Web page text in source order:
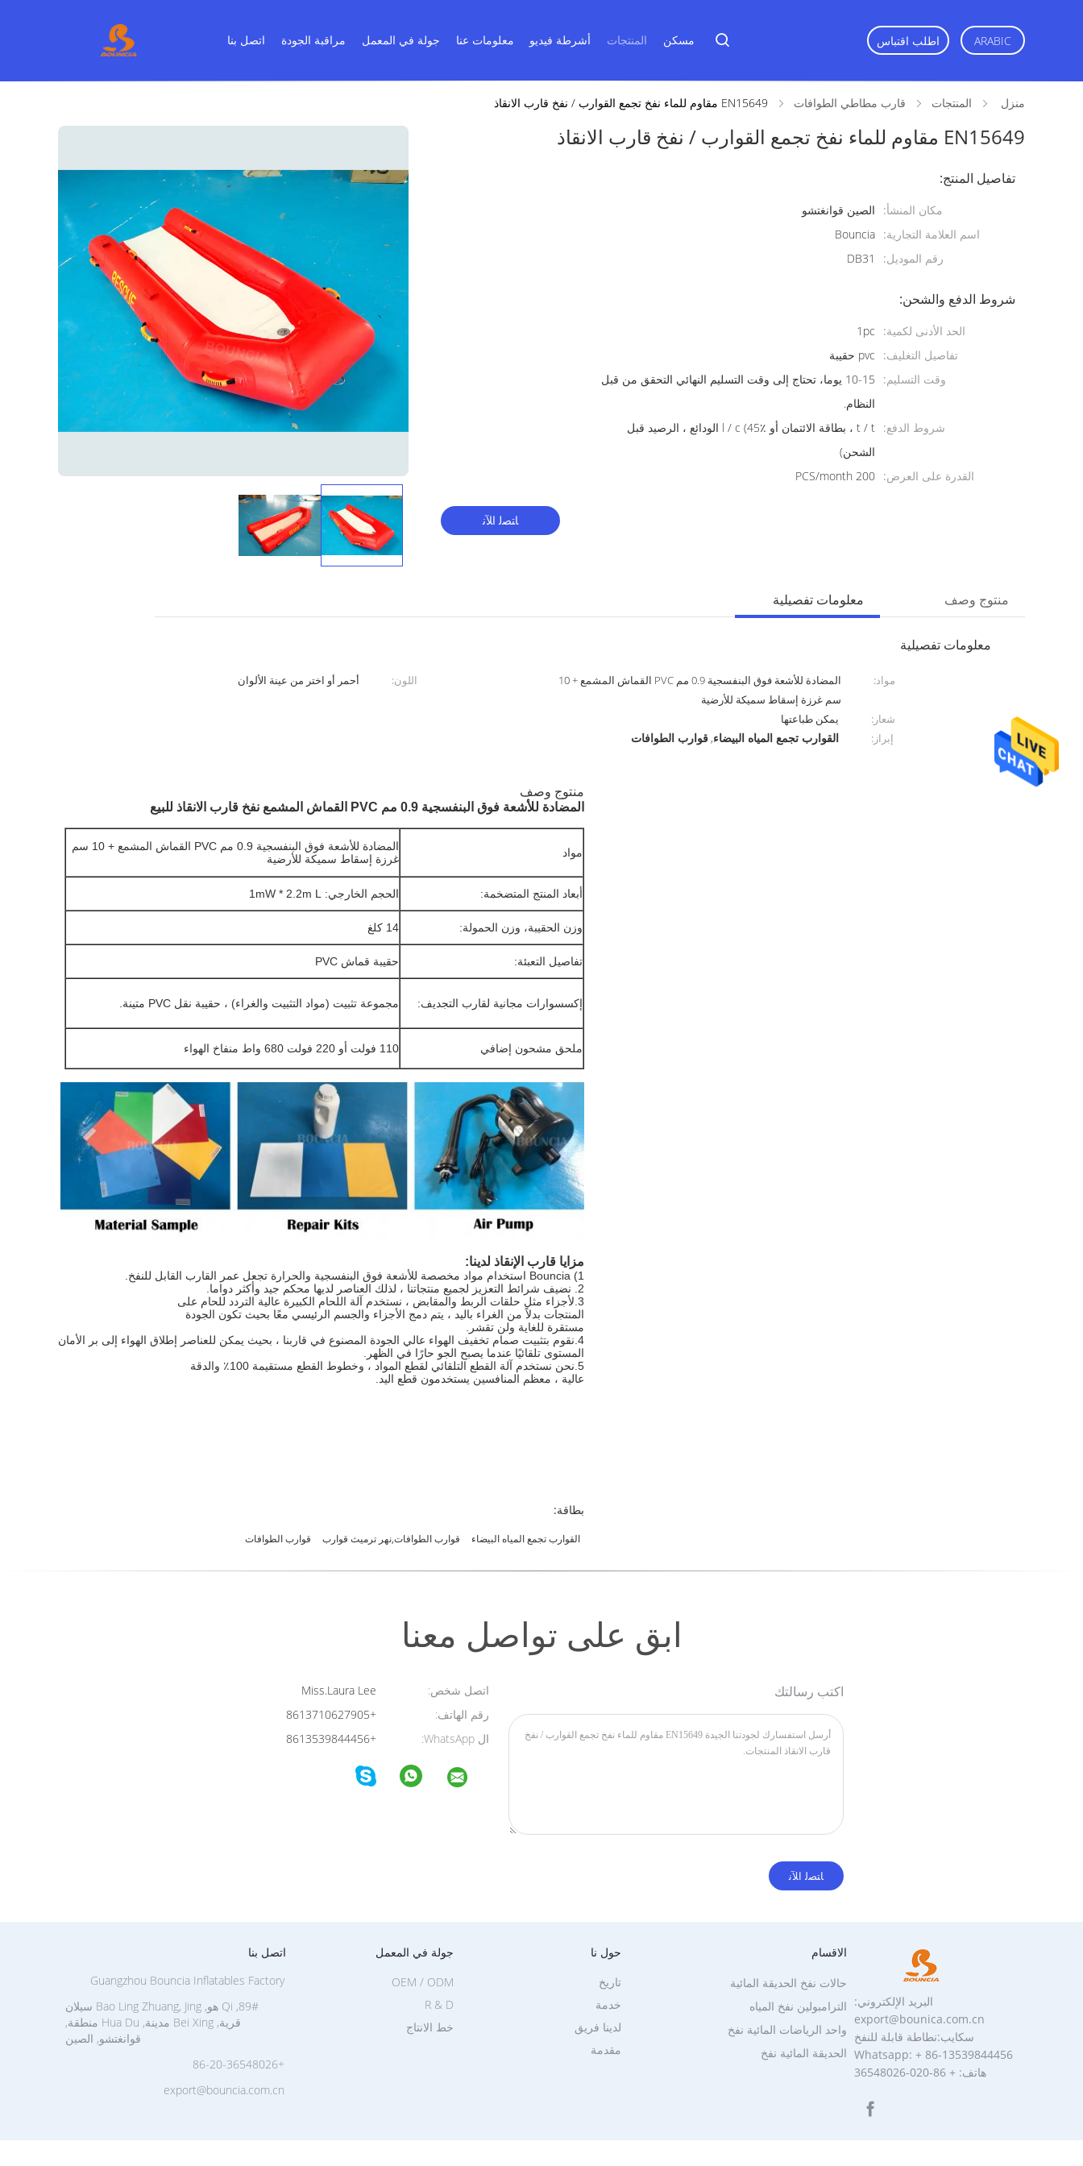
مسكن المنتجات أشرطة فيديو معلومات عنا جولة في المعمل مراقبة الجودة اتصل بنا اطلب اقتباس ARABIC
منزل المنتجات قارب مطاطي الطوافات EN15649 مقاوم للماء نفخ تجمع القوارب / نفخ قارب الانقاذ
EN15649 مقاوم للماء نفخ تجمع القوارب / نفخ قارب الانقاذ
تفاصيل المنتج:
مكان المنشأ:
الصين قوانغتشو
اسم العلامة التجارية: Bouncia
رقم الموديل:
DB31
شروط الدفع والشحن:
الحد الأدنى لكمية:
1pc
تفاصيل التغليف:
pvc حقيبة
وقت التسليم:
10-15 يوما، تحتاج إلى وقت التسليم النهائي التحقق من قبل
النظام.
شروط الدفع:
t / t ، بطاقة الائتمان أو l / c (45٪ الودائع ، الرصيد قبل
الشحن)
القدرة على العرض: 200 PCS/month
ﺎﺘﺼﻟ ﺍﻶﻧ
معلومات تفصيلية منتوج وصف
معلومات تفصيلية
مواد:
المضادة للأشعة فوق البنفسجية 0.9 مم PVC القماش المشمع + 10
سم غرزة إسقاط سميكة للأرضية
اللون: أحمر أو اختر من عينة الألوان
شعار:
يمكن طباعتها
إبراز:
القوارب تجمع المياه البيضاء,قوارب الطوافات
منتوج وصف
المضادة للأشعة فوق البنفسجية 0.9 مم PVC القماش المشمع نفخ قارب الانقاذ للبيع
مواد
المضادة للأشعة فوق البنفسجية 0.9 مم PVC القماش المشمع + 10 سم
غرزة إسقاط سميكة للأرضية
أبعاد المنتج المتضخمة: الحجم الخارجي: 1mW * 2.2m L
وزن الحقيبة، وزن الحمولة: 14 كلغ
تفاصيل التعبئة: حقيبة قماش PVC
إكسسوارات مجانية لقارب التجديف: مجموعة تثبيت (مواد التثبيت والغراء) ، حقيبة نقل PVC متينة.
ملحق مشحون إضافي 110 فولت أو 220 فولت 680 واط منفاخ الهواء
مزايا قارب الإنقاذ لدينا:
1) Bouncia استخدام مواد مخصصة للأشعة فوق البنفسجية والحرارة تجعل عمر القارب القابل للنفخ.
2. نضيف شرائط التعزيز لجميع منتجاتنا ، لذلك العناصر لديها محكم جيد وأكثر دواما.
3.لأجزاء مثل حلقات الربط والمقابض ، نستخدم آلة اللحام الكبيرة عالية التردد للحام على
المنتجات بدلاً من الغراء باليد ، يتم دمج الأجزاء والجسم الرئيسي معًا بحيث تكون الجودة
مستقرة للغاية ولن تقشر.
4.نقوم بتثبيت صمام تخفيف الهواء عالي الجودة المصنوع في قاربنا ، بحيث يمكن للعناصر إطلاق الهواء إلى بر الأمان
المستوى تلقائيًا عندما يصبح الجو حارًا في الظهر.
5.نحن نستخدم آلة القطع التلقائي لقطع المواد ، وخطوط القطع مستقيمة 100٪ والدقة
عالية ، معظم المنافسين يستخدمون قطع اليد.
بطاقة:
القوارب تجمع المياه البيضاء قوارب الطوافات,نهر ترميث قوارب قوارب الطوافات
ابق على تواصل معنا
اتصل شخص:
رقم الهاتف:
+8613710627905
ال WhatsApp:
+8613539844456
اكتب رسالتك
البريد الإلكتروني:
export@bounica.com.cn
سكايب:نطاطة قابلة للنفخ
Whatsapp: + 86-13539844456
هاتف: + 86-020-36548026
الاقسام
الحديقة المائية نفخ
حالات نفخ الحديقة المائية
الترامبولين نفخ المياه
واحد الرياضات المائية نفخ
حول نا
مقدمة
تاريخ
خدمة
لدينا فريق
جولة في المعمل
خط الانتاج
OEM / ODM
R & D
اتصل بنا
Guangzhou Bouncia Inflatables Factory
89#, Qi هو, Bao Ling Zhuang, Jing سيلان
قرية, Bei Xing مدينة, Hua Du منطقة,
قوانغتشو, الصين
+86-20-36548026
export@bouncia.com.cn